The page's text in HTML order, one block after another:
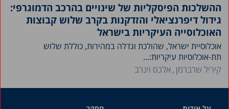
ההשלכות הפיסקליות של שינויים בהרכב הדמוגרפי:
גידול דיפרנציאלי והזדקנות בקרב שלוש קבוצות
האוכלוסייה העיקריות בישראל
אוכלוסיית ישראל, שהולכת וגדלה במהירות, כוללת שלוש
תת-אוכלוסיות עיקריות:...
קיריל שרברמן אלכס וינרב